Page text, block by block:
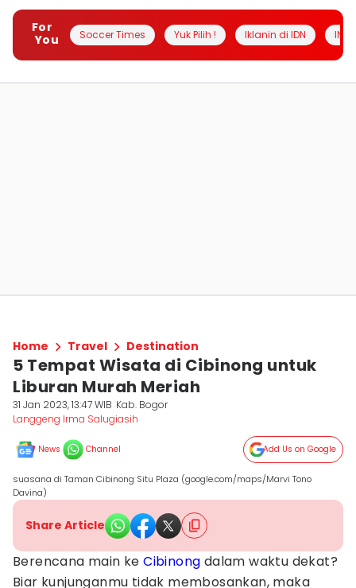
For
You
Soccer Times Yuk Pilih ! Iklanin di IDN
Home Travel Destination
5 Tempat Wisata di Cibinong untuk
Liburan Murah Meriah
31 Jan 2023, 13:47 WIB Kab. Bogor
Langgeng Irma Salugiasih
News Channel Add Us on Google
suasana di Taman Cibinong Situ Plaza (google.com/maps/Marvi Tono
Davina)
Share Article
Berencana main keCibinong dalam waktu dekat?
Biar kunjunganmu tidak membosankan, maka